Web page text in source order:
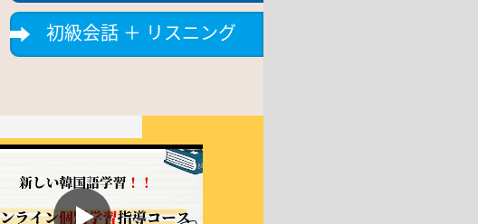
初級会話 ＋ リスニング